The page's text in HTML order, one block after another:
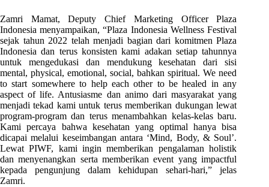
Zamri Mamat, Deputy Chief Marketing Officer Plaza
Indonesia menyampaikan, “Plaza Indonesia Wellness Festival
sejak tahun 2022 telah menjadi bagian dari komitmen Plaza
Indonesia dan terus konsisten kami adakan setiap tahunnya
untuk mengedukasi dan mendukung kesehatan dari sisi
mental, physical, emotional, social, bahkan spiritual. We need
to start somewhere to help each other to be healed in any
aspect of life. Antusiasme dan animo dari masyarakat yang
menjadi tekad kami untuk terus memberikan dukungan lewat
program-program dan terus menambahkan kelas-kelas baru.
Kami percaya bahwa kesehatan yang optimal hanya bisa
dicapai melalui keseimbangan antara ‘Mind, Body, & Soul’.
Lewat PIWF, kami ingin memberikan pengalaman holistik
dan menyenangkan serta memberikan event yang impactful
kepada pengunjung dalam kehidupan sehari-hari,” jelas
Zamri.